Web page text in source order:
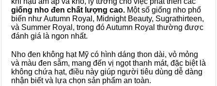
giống nho đen chất lượng cao. Một số giống nho phổ
biến như Autumn Royal, Midnight Beauty, Sugrathirteen,
và Summer Royal, trong đó Autumn Royal thường được
đánh giá là ngon nhất.
Nho đen không hạt Mỹ có hình dáng thon dài, vỏ mỏng
và màu đen sẫm, mang đến vị ngọt thanh mát, đặc biệt là
không chứa hạt, điều này giúp người tiêu dùng dễ dàng
nhận biết và lựa chọn sản phẩm an toàn.